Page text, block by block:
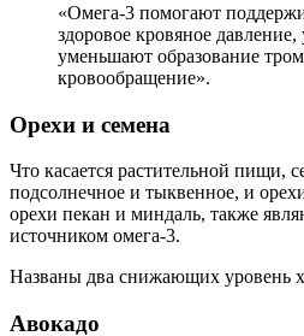
«Омега-3 помогают поддерживать
здоровое кровяное
уменьшают образование
кровообращение».
Орехи и семена
Что касается растительной пищи,
подсолнечное и тыквенное, и
орехи пекан и миндаль, также
источником омега-3.
Названы два снижающих уровень
Авокадо